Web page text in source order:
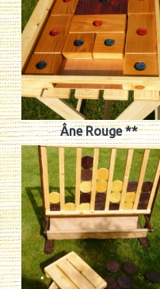
Âne Rouge **